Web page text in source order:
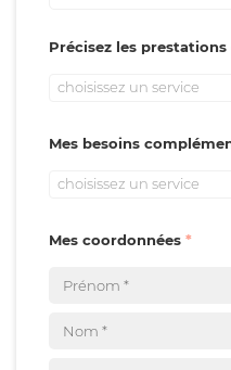
Précisez les
choisissez un service
Mes besoins
choisissez un service
Mes coordonnées